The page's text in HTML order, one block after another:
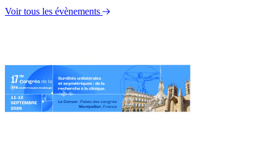
Voir tous les évènements